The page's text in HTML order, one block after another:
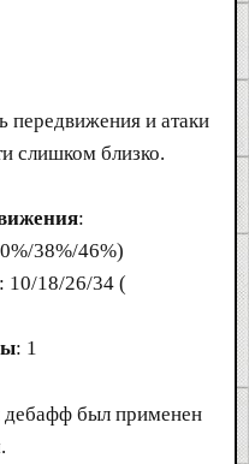
передвижения и атаки
слишком близко.
:
38%/46%)
: 10/18/26/34 (
: 1
дебафф был применен